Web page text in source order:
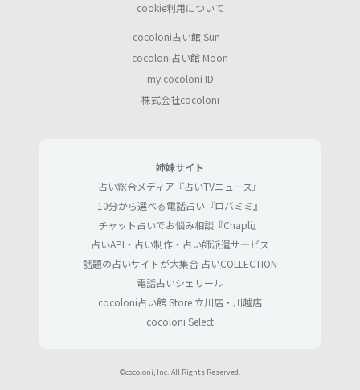
cookie利用について
cocoloni占い館 Sun
cocoloni占い館 Moon
my cocoloni ID
株式会社cocoloni
姉妹サイト
占い総合メディア『占いTVニュース』
10分から選べる電話占い『ロバミミ』
チャット占いでお悩み相談『Chapli』
占いAPI・占い制作・占い師派遣サ―ビス
話題の占いサイトが大集合 占いCOLLECTION
電話占いシェリール
cocoloni占い館 Store 立川店・川越店
cocoloni Select
©cocoloni, Inc. All Rights Reserved.